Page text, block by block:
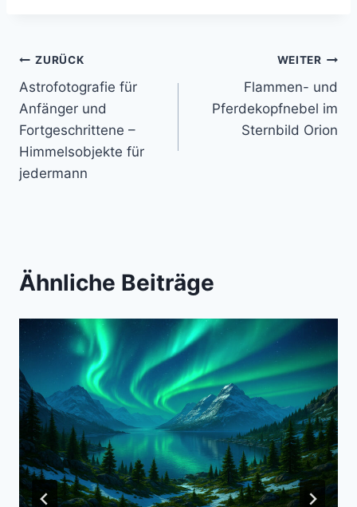
Beitragsnavigation
ZURÜCK
Astrofotografie für
Anfänger und
Fortgeschrittene –
Himmelsobjekte für
jedermann
WEITER
Flammen- und
Pferdekopfnebel im
Sternbild Orion
Ähnliche Beiträge